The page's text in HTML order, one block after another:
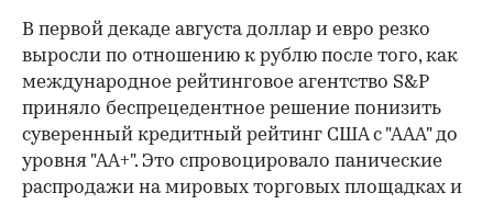
В первой декаде августа доллар и евро резко
выросли по отношению к рублю после того, как
международное рейтинговое агентство S&P
приняло беспрецедентное решение понизить
суверенный кредитный рейтинг США с "ААА" до
уровня "АА+". Это спровоцировало панические
распродажи на мировых торговых площадках и